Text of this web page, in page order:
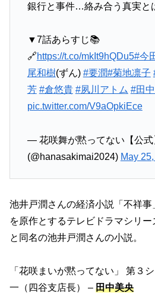
銀行と事件…絡み合う真実と
▼7話あらすじ📚
🔗https://t.co/mkIt9hQDu5#今
尾和樹(ずん) #要潤#菊地凛子
芳 #倉悠貴 #夙川アトム #田
pic.twitter.com/V9aOpkiEce
— 花咲舞が黙ってない【公式
(@hanasakimai2024) May
池井戸潤さんの経済小説「不祥
を原作とするテレビドラマシリ
と同名の池井戸潤さんの小説。
「花咲まいが黙ってない」 第３
一（四谷支店長） – 田中美央